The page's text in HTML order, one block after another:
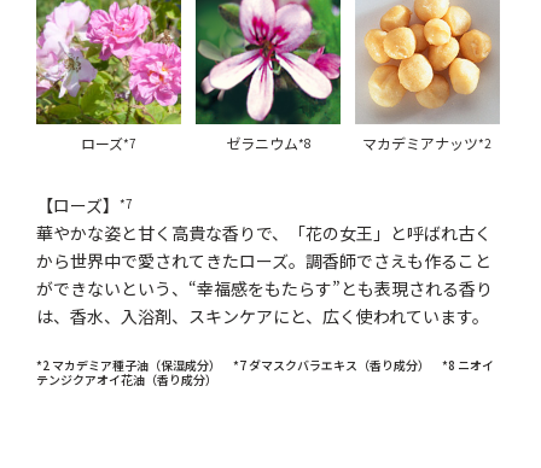
ローズ*7 ゼラニウム*8 マカデミアナッツ*2
【ローズ】*7
華やかな姿と甘く高貴な香りで、「花の女王」と呼ばれ古く
から世界中で愛されてきたローズ。調香師でさえも作ること
ができないという、“幸福感をもたらす”とも表現される香り
は、香水、入浴剤、スキンケアにと、広く使われています。
*2 マカデミア種子油（保湿成分） *7 ダマスクバラエキス（香り成分） *8 ニオイ
テンジクアオイ花油（香り成分）